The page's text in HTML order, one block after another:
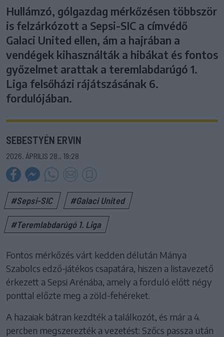
Hullámzó, gólgazdag mérkőzésen többször
is felzárkózott a Sepsi-SIC a címvédő
Galaci United ellen, ám a hajrában a
vendégek kihasználták a hibákat és fontos
győzelmet arattak a teremlabdarúgó 1.
Liga felsőházi rájátszásának 6.
fordulójában.
SEBESTYÉN ERVIN
2026. ÁPRILIS 28., 19:28
#Sepsi-SIC #Galaci United
#Teremlabdarúgó 1. Liga
Fontos mérkőzés várt kedden délután Mánya
Szabolcs edző-játékos csapatára, hiszen a listavezető
érkezett a Sepsi Arénába, amely a forduló előtt négy
ponttal előzte meg a zöld-fehéreket.
A hazaiak bátran kezdték a találkozót, és már a 4.
percben megszerezték a vezetést: Szőcs passza után